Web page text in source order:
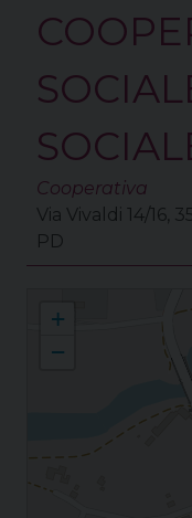
Cooperativa
Via Vivaldi 14/16,
PD
Selvazzano Dentro S.
+
−